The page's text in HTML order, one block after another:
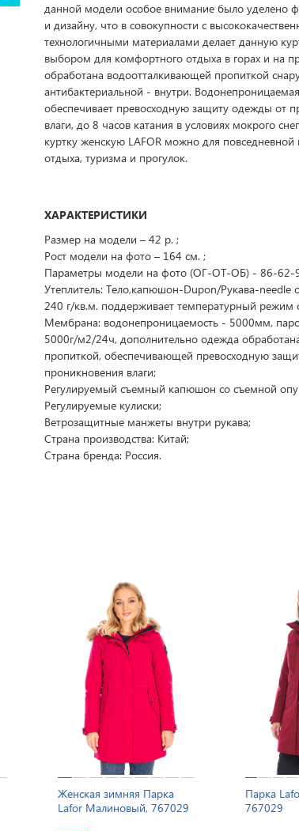
данной модели особое внимание было уделено
и дизайну, что в совокупности с
технологичными материалами делает данную
выбором для комфортного отдыха в горах и на
обработана водоотталкивающей пропиткой
антибактериальной - внутри.
обеспечивает превосходную защиту одежды от
влаги, до 8 часов катания в условиях мокрого
куртку женскую LAFOR можно для повседневной
отдыха, туризма и прогулок.
ХАРАКТЕРИСТИКИ
Размер на модели – 42 р. ;
Рост модели на фото – 164 см. ;
Параметры модели на фото (ОГ-ОТ-ОБ) - 86-62-
Утеплитель: Тело,капюшон-Dupon/Рукава-needle
240 г/кв.м. поддерживает температурный режим
Мембрана: водонепроницаемость - 5000мм,
5000г/м2/24ч, дополнительно одежда
пропиткой, обеспечивающей превосходную
проникновения влаги;
Регулируемый съемный капюшон со съемной
Регулируемые кулиски;
Ветрозащитные манжеты внутри рукава;
Страна производства: Китай;
Страна бренда: Россия.
Женская зимняя Парка
Lafor Малиновый, 767029
Парка
767029